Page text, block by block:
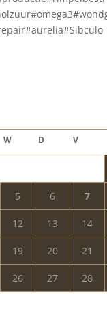
W D V
5 6 7
12 13 14
19 20 21
26 27 28